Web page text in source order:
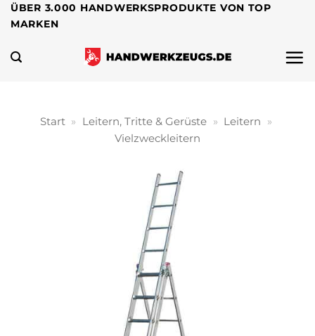
Zum
Inhalt
springen
ÜBER 3.000 HANDWERKSPRODUKTE VON TOP
MARKEN
Start » Leitern, Tritte & Gerüste » Leitern »
Vielzweckleitern